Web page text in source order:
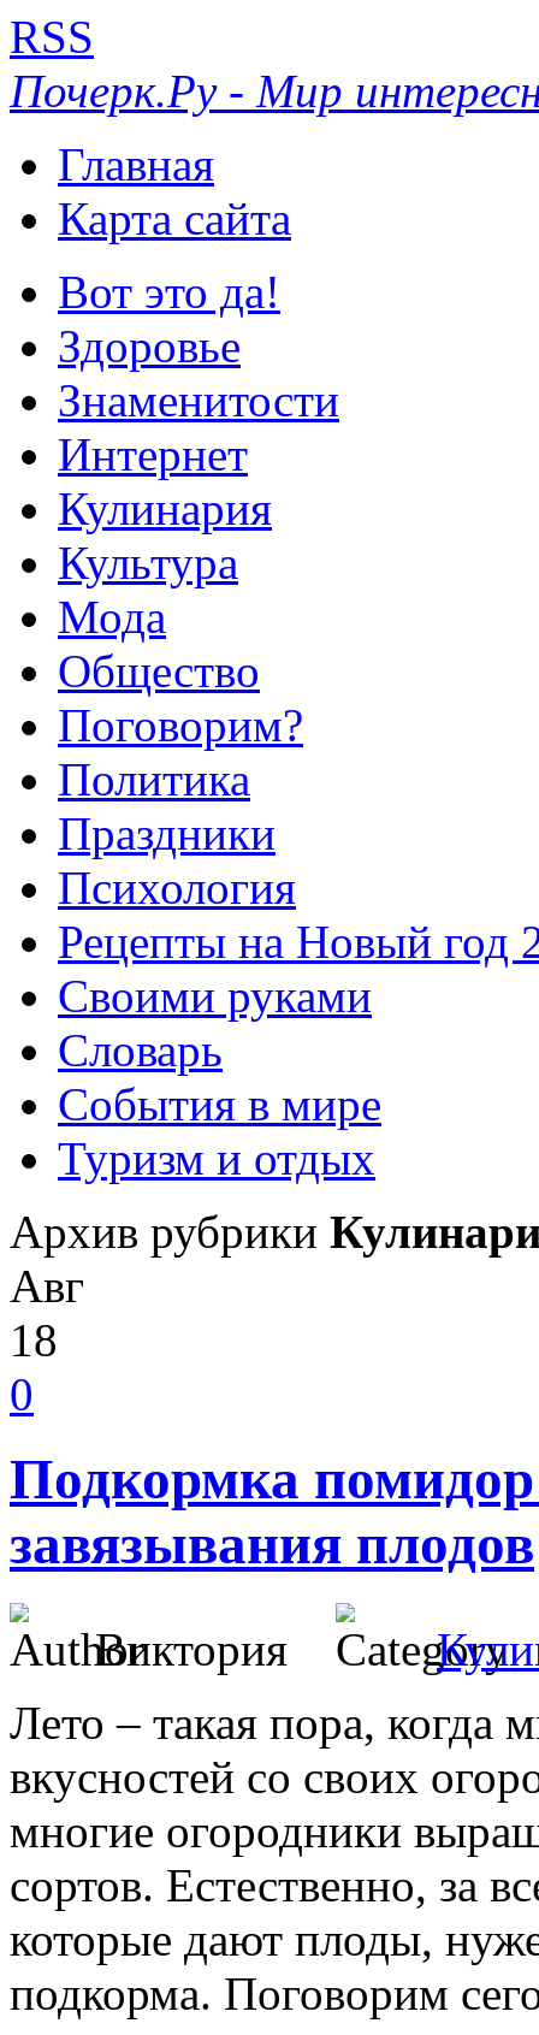
RSS
Почерк.Ру - Мир
Главная
Карта сайта
Вот это да!
Здоровье
Знаменитости
Интернет
Кулинария
Культура
Мода
Общество
Поговорим?
Политика
Праздники
Психология
Рецепты на Новый год
Своими руками
Словарь
События в мире
Туризм и отдых
Архив рубрики
Авг
18
0
Подкормка
завязывания плодов
Виктория
Лето – такая пора,
вкусностей со своих
многие огородники
сортов. Естественно, за
которые дают плоды,
подкорма. Поговорим